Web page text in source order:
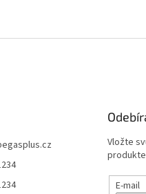
Vložte
E-mail